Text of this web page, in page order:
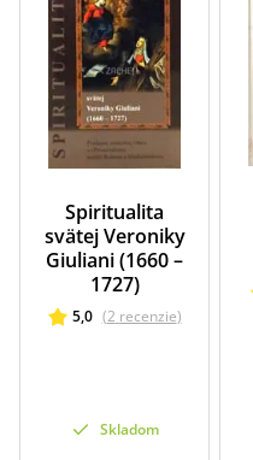
Spiritualita
svätej Veroniky
Giuliani (1660 –
1727)
5,0 (2 recenzie)
Skladom